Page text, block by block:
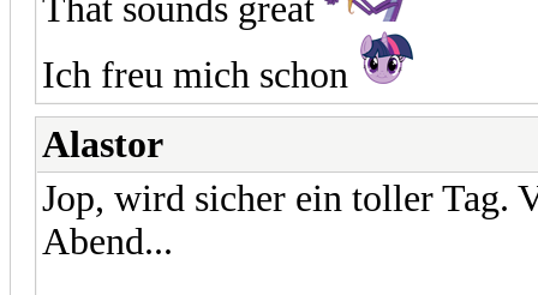
That sounds great
Ich freu mich schon
Alastor
Jop, wird sicher ein toller Tag.
Abend...